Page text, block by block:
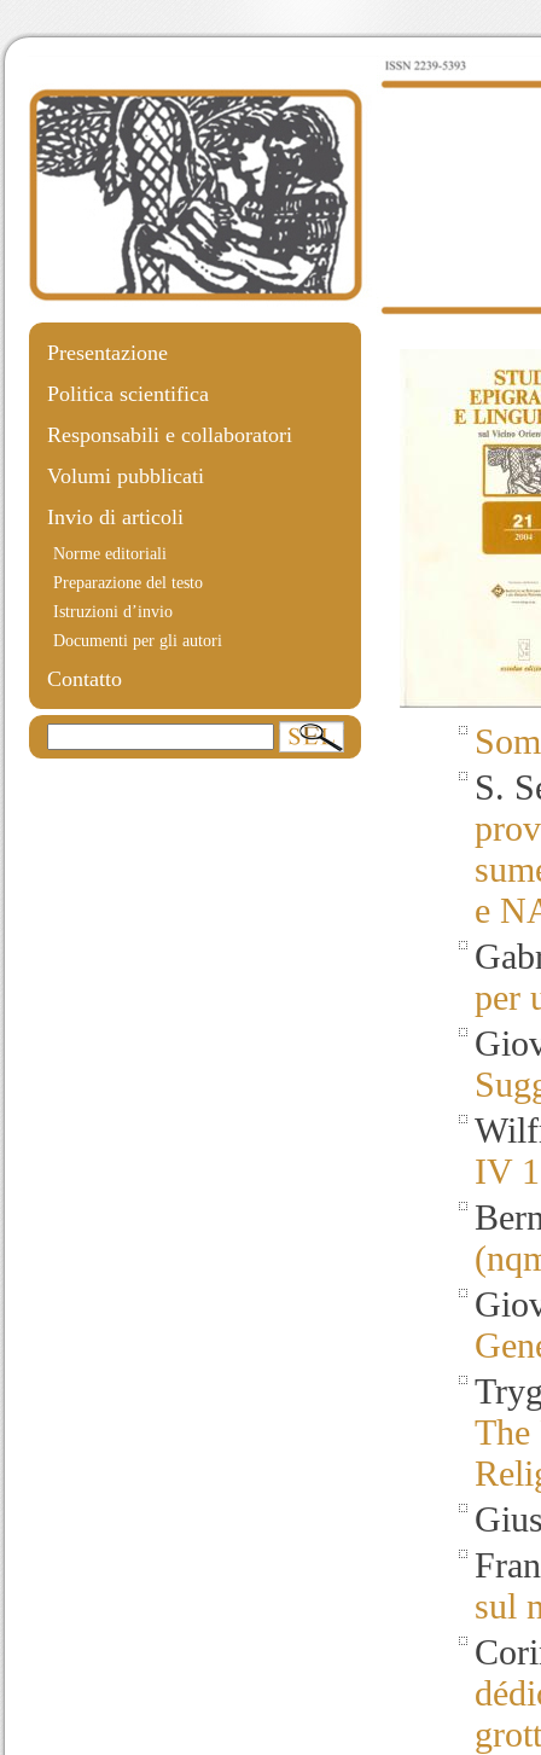
Presentazione
Politica scientifica
Responsabili e collaboratori
Volumi pubblicati
Invio di articoli
Norme editoriali
Preparazione del testo
Istruzioni d’invio
Documenti per gli autori
Contatto
S.
e
per
IV
The
sul